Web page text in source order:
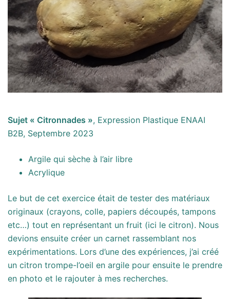
Sujet « Citronnades », Expression Plastique ENAAI
B2B, Septembre 2023
Argile qui sèche à l’air libre
Acrylique
Le but de cet exercice était de tester des matériaux
originaux (crayons, colle, papiers découpés, tampons
etc…) tout en représentant un fruit (ici le citron). Nous
devions ensuite créer un carnet rassemblant nos
expérimentations. Lors d’une des expériences, j’ai créé
un citron trompe-l’oeil en argile pour ensuite le prendre
en photo et le rajouter à mes recherches.